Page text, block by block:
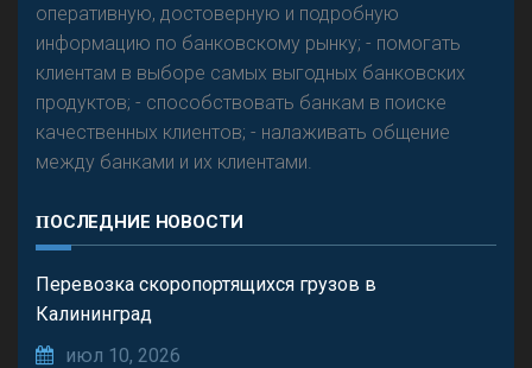
оперативную, достоверную и подробную
информацию по банковскому рынку; - помогать
клиентам в выборе самых выгодных банковских
продуктов; - способствовать банкам в поиске
качественных клиентов; - налаживать общение
между банками и их клиентами.
ПОСЛЕДНИЕ НОВОСТИ
Перевозка скоропортящихся грузов в
Калининград
июл 10, 2026